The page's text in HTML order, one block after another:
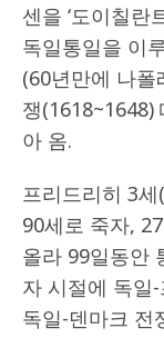
센을 ‘도이칠란
독일통일을 이
(60년만에 나폴
쟁(1618~1648)
아 옴.
프리드리히 3
90세로 죽자,
올라 99일동안
자 시절에 독일
독일-덴마크 전